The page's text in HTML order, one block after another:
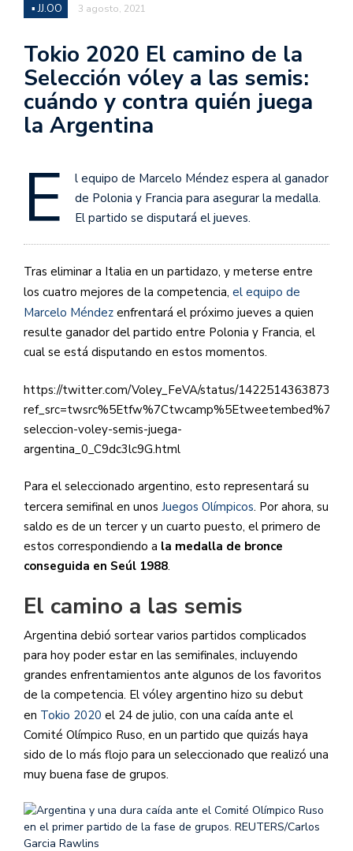
▪ JJ.OO 3 agosto, 2021
Tokio 2020 El camino de la
Selección vóley a las semis:
cuándo y contra quién juega
la Argentina
E
l equipo de Marcelo Méndez espera al ganador
de Polonia y Francia para asegurar la medalla.
El partido se disputará el jueves.
Tras eliminar a Italia en un partidazo, y meterse entre
los cuatro mejores de la competencia, el equipo de
Marcelo Méndez enfrentará el próximo jueves a quien
resulte ganador del partido entre Polonia y Francia, el
cual se está disputando en estos momentos.
https://twitter.com/Voley_FeVA/status/
seleccion-voley-semis-juega-
argentina_0_C9dc3lc9G.html
Para el seleccionado argentino, esto representará su
tercera semifinal en unos Juegos Olímpicos. Por ahora, su
saldo es de un tercer y un cuarto puesto, el primero de
estos correspondiendo a la medalla de bronce
conseguida en Seúl 1988.
El camino a las semis
Argentina debió sortear varios partidos complicados
para hoy poder estar en las semifinales, incluyendo
grandes enfrentamientos ante algunos de los favoritos
de la competencia. El vóley argentino hizo su debut
en Tokio 2020 el 24 de julio, con una caída ante el
Comité Olímpico Ruso, en un partido que quizás haya
sido de lo más flojo para un seleccionado que realizó una
muy buena fase de grupos.